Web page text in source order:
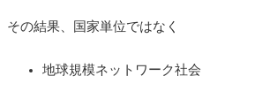
その結果、国家単位ではなく
地球規模ネットワーク社会